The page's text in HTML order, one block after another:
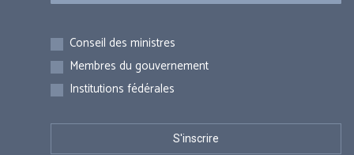
Inscriptions
Conseil des ministres
Membres du gouvernement
Institutions fédérales